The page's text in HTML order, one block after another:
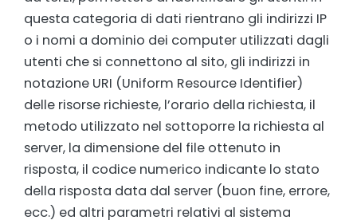
questa categoria di dati rientrano gli indirizzi IP
o i nomi a dominio dei computer utilizzati dagli
utenti che si connettono al sito, gli indirizzi in
notazione URI (Uniform Resource Identifier)
delle risorse richieste, l’orario della richiesta, il
metodo utilizzato nel sottoporre la richiesta al
server, la dimensione del file ottenuto in
risposta, il codice numerico indicante lo stato
della risposta data dal server (buon fine, errore,
ecc.) ed altri parametri relativi al sistema